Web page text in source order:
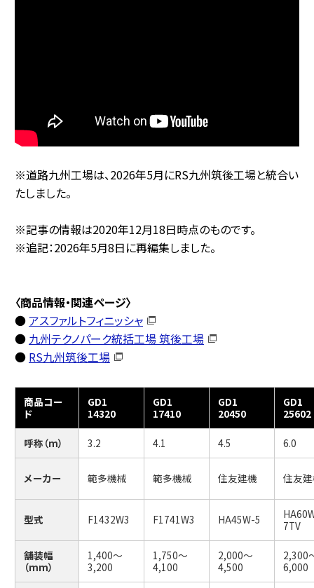
※道路九州工場は、2026年5月にRS九州筑後工場と統合い
たしました。
※記事の情報は2020年12月18日時点のものです。
※追記：2026年5月8日に再編集しました。
〈商品情報・関連ページ〉
●アスファルトフィニッシャ
● 九州テクノパーク統括工場 筑後工場
● RS九州筑後工場
商品コー
ド
GD1
14320
GD1
17410
GD1
20450
GD1
25602
呼称（m） 3.2 4.1 4.5 6.0
メーカー 範多機械 範多機械 住友建機 住友
型式 F1432W3 F1741W3 HA45W-5
7TV
舗装幅
（mm）
1,400～
3,200
1,750～
4,100
2,000～
4,500
2,300
6,000